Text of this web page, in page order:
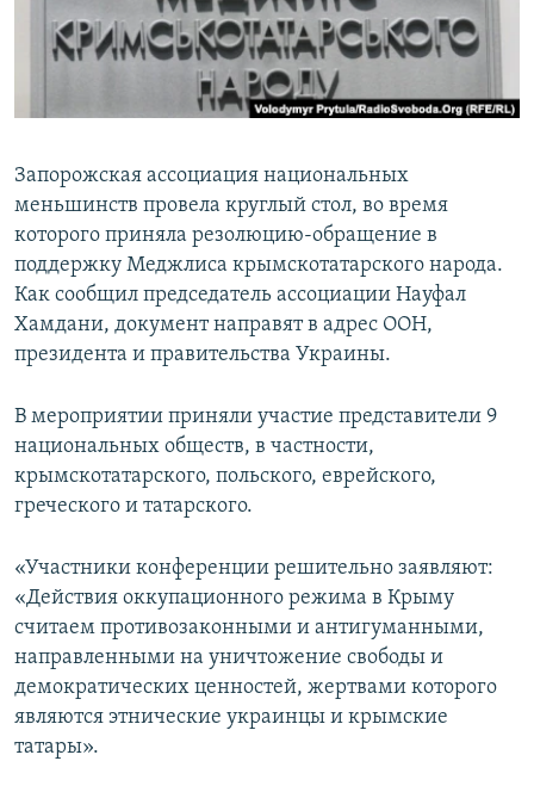
ПОБЕДИТЕЛЕЙ НЕ СУДЯТ?
КРЫМ.НЕПОКОРЕННЫЙ
ПРИСОЕДИНЯЙТЕСЬ!
Все сайты RFE/RL
Запорожская ассоциация национальных
меньшинств провела круглый стол, во время
которого приняла резолюцию-обращение в
поддержку Меджлиса крымскотатарского народа.
Как сообщил председатель ассоциации Науфал
Хамдани, документ направят в адрес ООН,
президента и правительства Украины.
В мероприятии приняли участие представители 9
национальных обществ, в частности,
крымскотатарского, польского, еврейского,
греческого и татарского.
«Участники конференции решительно заявляют:
«Действия оккупационного режима в Крыму
считаем противозаконными и антигуманными,
направленными на уничтожение свободы и
демократических ценностей, жертвами которого
являются этнические украинцы и крымские
татары».